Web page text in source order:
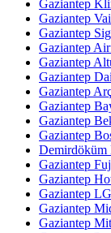
Gaziantep
Gaziantep
Gaziantep
Gaziantep
Gaziantep
Gaziantep
Gaziantep
Gaziantep
Gaziantep
Gaziantep
Demirdöküm
Gaziantep
Gaziantep
Gaziantep
Gaziantep
Gaziantep